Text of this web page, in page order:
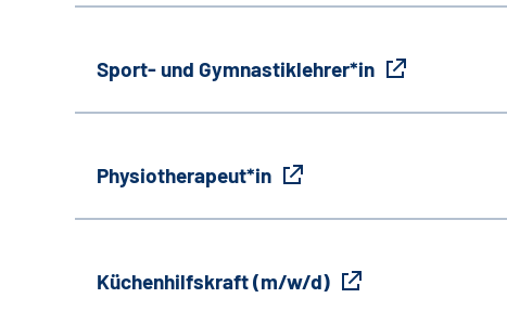
Sport- und Gymnastiklehrer*in
Physiotherapeut*in
Küchenhilfskraft (m/w/d)